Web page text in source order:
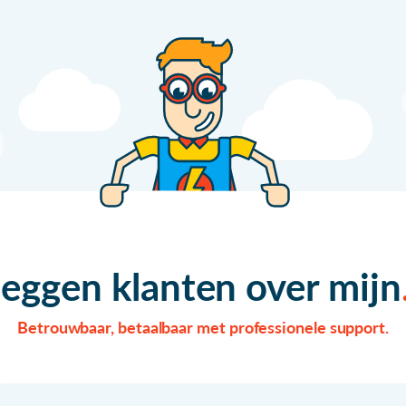
klanten over mijn
Betrouwbaar, betaalbaar met professionele support.